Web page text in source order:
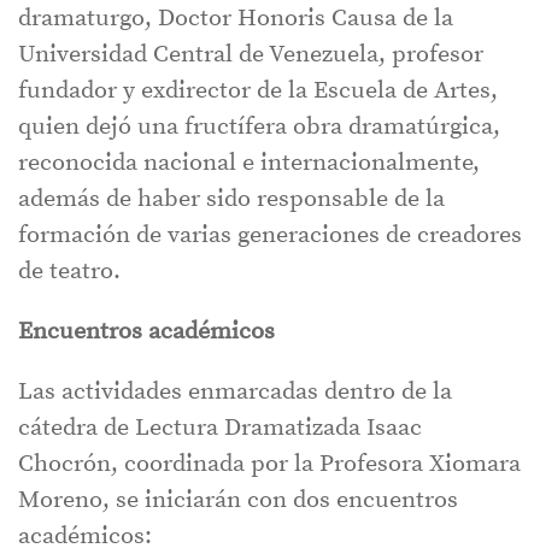
dramaturgo, Doctor Honoris Causa de la
Universidad Central de Venezuela, profesor
fundador y exdirector de la Escuela de Artes,
quien dejó una fructífera obra dramatúrgica,
reconocida nacional e internacionalmente,
además de haber sido responsable de la
formación de varias generaciones de creadores
de teatro.
Encuentros académicos
Las actividades enmarcadas dentro de la
cátedra de Lectura Dramatizada Isaac
Chocrón, coordinada por la Profesora Xiomara
Moreno, se iniciarán con dos encuentros
académicos: